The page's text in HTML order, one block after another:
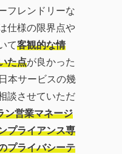
フレンドリーな
仕様の限界点や
て客観的な情
た点が良かった
本サービスの幾
談させていただ
ン営業マネージ
プライアンス専
プライバシーテ